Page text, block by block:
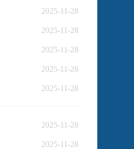
2025-11-28
2025-11-28
2025-11-28
2025-11-28
2025-11-28
2025-11-28
2025-11-28